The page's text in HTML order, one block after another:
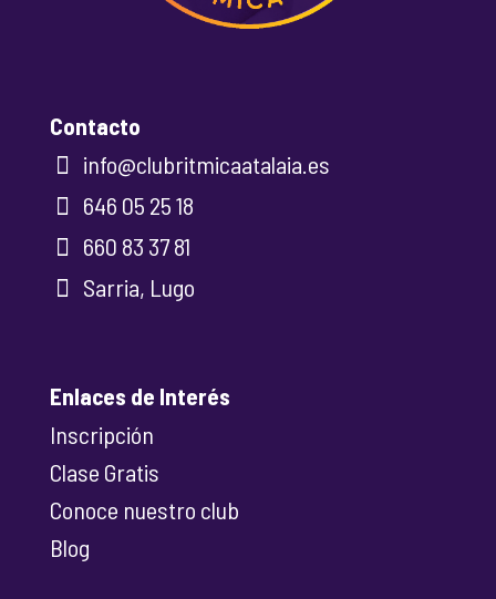
Contacto
info@clubritmicaatalaia.es
646 05 25 18
660 83 37 81
Sarria, Lugo
Enlaces de Interés
Inscripción
Clase Gratis
Conoce nuestro club
Blog